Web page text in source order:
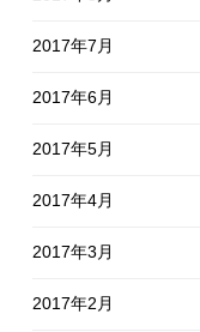
2017年7月
2017年6月
2017年5月
2017年4月
2017年3月
2017年2月